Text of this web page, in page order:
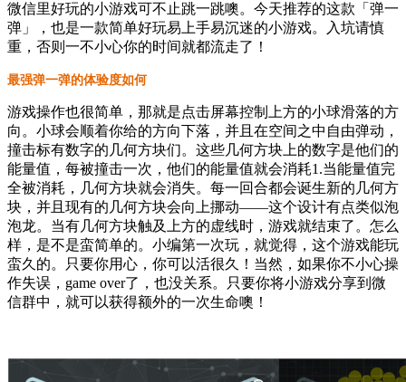
微信里好玩的小游戏可不止跳一跳噢。今天推荐的这款「弹一
弹」，也是一款简单好玩易上手易沉迷的小游戏。入坑请慎
重，否则一不小心你的时间就都流走了！
最强弹一弹的体验度如何
游戏操作也很简单，那就是点击屏幕控制上方的小球滑落的方
向。小球会顺着你给的方向下落，并且在空间之中自由弹动，
撞击标有数字的几何方块们。这些几何方块上的数字是他们的
能量值，每被撞击一次，他们的能量值就会消耗1.当能量值完
全被消耗，几何方块就会消失。每一回合都会诞生新的几何方
块，并且现有的几何方块会向上挪动——这个设计有点类似泡
泡龙。当有几何方块触及上方的虚线时，游戏就结束了。怎么
样，是不是蛮简单的。小编第一次玩，就觉得，这个游戏能玩
蛮久的。只要你用心，你可以活很久！当然，如果你不小心操
作失误，game over了，也没关系。只要你将小游戏分享到微
信群中，就可以获得额外的一次生命噢！